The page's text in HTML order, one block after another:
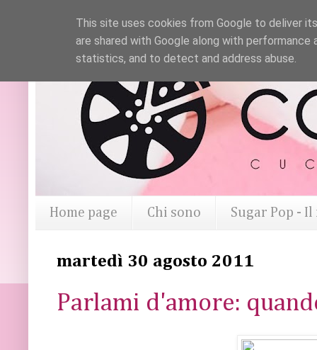
Home page Chi sono Sugar Pop -
martedì 30 agosto 2011
Parlami d'amore:
This site uses cookies from Google to deliver
are shared with Google along with
statistics, and to detect and address abuse.